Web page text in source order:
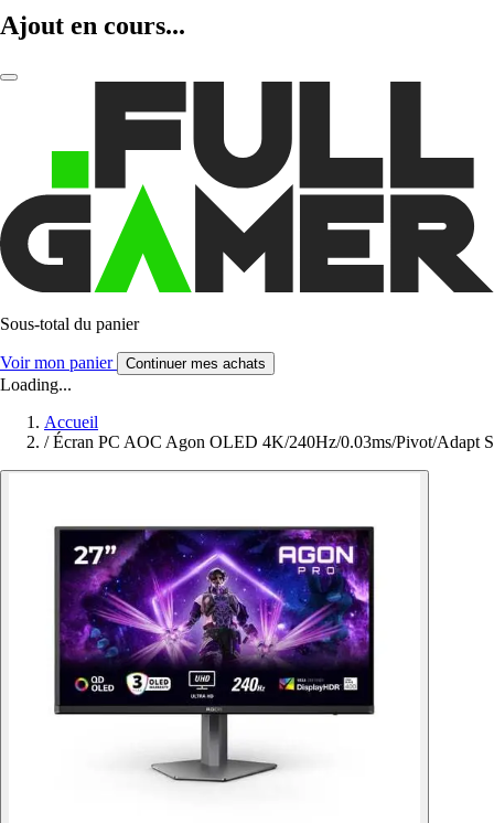
Ajout en cours...
Sous-total du panier
Voir mon panier Continuer mes achats
Loading...
Accueil
/ Écran PC AOC Agon OLED 4K/240Hz/0.03ms/Pivot/Adapt S